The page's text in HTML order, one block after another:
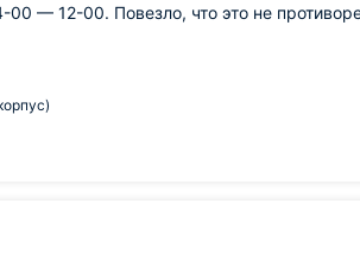
— 12-00. Повезло, что это не